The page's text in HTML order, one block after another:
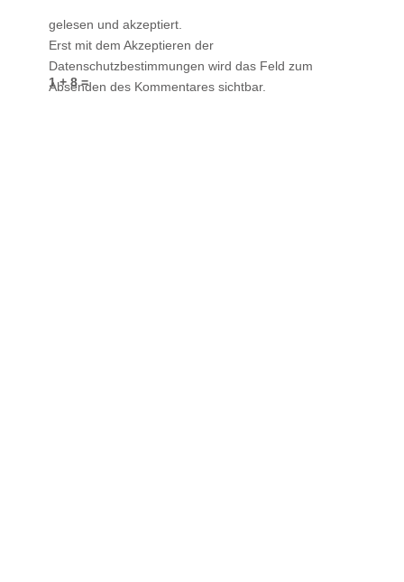
1 + 8 =
gelesen und akzeptiert.
Erst mit dem Akzeptieren der
Datenschutzbestimmungen wird das Feld zum
Absenden des Kommentares sichtbar.